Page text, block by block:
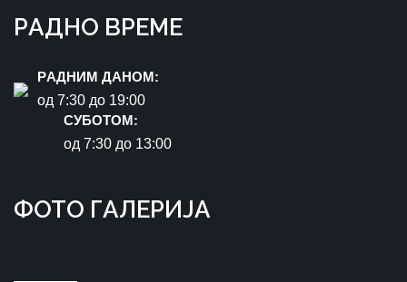
РAДНO ВРЕМЕ
РAДНИМ ДАНОМ:
oд 7:30 до 19:00
СУБОТОМ:
oд 7:30 до 13:00
ФOTO ГAЛЕРИЈA